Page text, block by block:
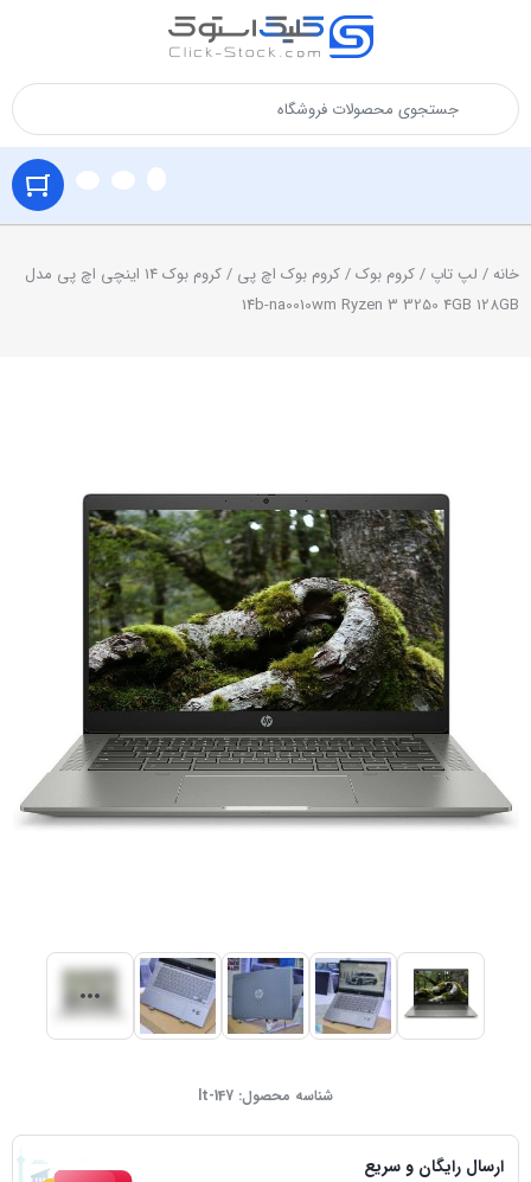
خانه/ لپ تاپ /کروم بوک/کروم بوک اچ پی
/ کروم بوک 14 اینچی اچ پی مدل
14b-na0010wm Ryzen 3 3250 4GB 128GB
شناسه محصول: lt-147
ارسال رایگان و سریع